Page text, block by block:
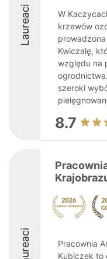
Laureaci
W
krzewów
Kwiczalę,
względu na
szeroki
8.7
Laureaci
Pracownia
Kubiczek to